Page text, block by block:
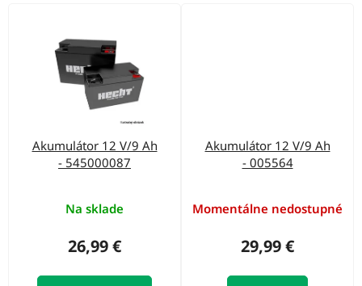
Akumulátor 12 V/9 Ah
- 545000087
Na sklade
26,99 €
Akumulátor 12 V/9 Ah
- 005564
Momentálne nedostupné
29,99 €